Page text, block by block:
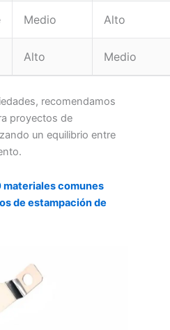
Medio Alto
Alto Medio
recomendamos
proyectos de
un equilibrio entre
materiales comunes
de estampación de